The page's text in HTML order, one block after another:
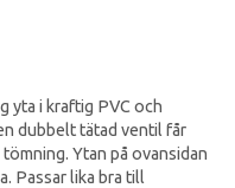
yta i kraftig PVC och
dubbelt tätad ventil får
Ytan på ovansidan
Passar lika bra till